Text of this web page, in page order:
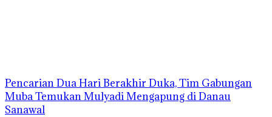
Pencarian Dua Hari Berakhir Duka, Tim Gabungan
Muba Temukan Mulyadi Mengapung di Danau
Sanawal